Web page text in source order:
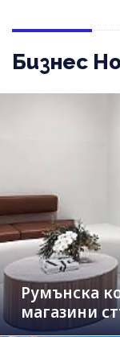
Бизнес
Румънска
магазини